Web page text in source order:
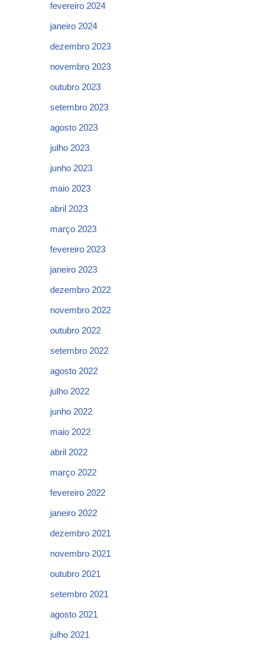
fevereiro 2024
janeiro 2024
dezembro 2023
novembro 2023
outubro 2023
setembro 2023
agosto 2023
julho 2023
junho 2023
maio 2023
abril 2023
março 2023
fevereiro 2023
janeiro 2023
dezembro 2022
novembro 2022
outubro 2022
setembro 2022
agosto 2022
julho 2022
junho 2022
maio 2022
abril 2022
março 2022
fevereiro 2022
janeiro 2022
dezembro 2021
novembro 2021
outubro 2021
setembro 2021
agosto 2021
julho 2021